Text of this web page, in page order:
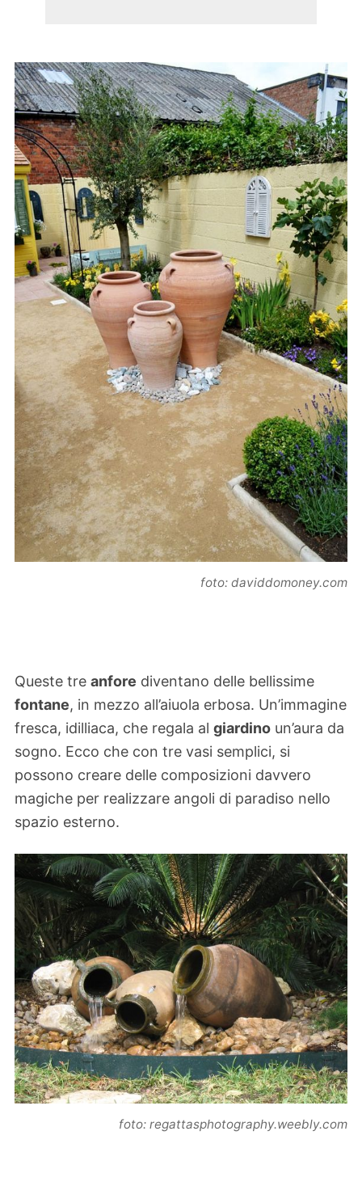
foto: daviddomoney.com
Queste tre anfore diventano delle bellissime
fontane, in mezzo all’aiuola erbosa. Un’immagine
fresca, idilliaca, che regala al giardino un’aura da
sogno. Ecco che con tre vasi semplici, si
possono creare delle composizioni davvero
magiche per realizzare angoli di paradiso nello
spazio esterno.
foto: regattasphotography.weebly.com